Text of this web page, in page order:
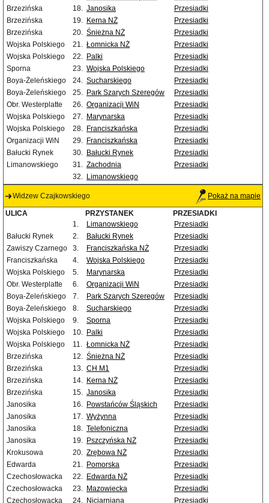
Brzezińska
18. Janosika
Przesiadki
Brzezińska
19. Kerna NŻ
Przesiadki
Brzezińska
20. Śnieżna NŻ
Przesiadki
Wojska Polskiego
21. Łomnicka NŻ
Przesiadki
Wojska Polskiego
22. Palki
Przesiadki
Sporna
23. Wojska Polskiego
Przesiadki
Boya-Żeleńskiego
24. Sucharskiego
Przesiadki
Boya-Żeleńskiego
25. Park Szarych Szeregów
Przesiadki
Obr. Westerplatte
26. Organizacji WiN
Przesiadki
Wojska Polskiego
27. Marynarska
Przesiadki
Wojska Polskiego
28. Franciszkańska
Przesiadki
Organizacji WiN
29. Franciszkańska
Przesiadki
Bałucki Rynek
30. Bałucki Rynek
Przesiadki
Limanowskiego
31. Zachodnia
Przesiadki
32. Limanowskiego
Widzew Czajkowskiego Pokaż na mapie
ULICA PRZYSTANEK
PRZESIADKI
1.
Limanowskiego
Przesiadki
Bałucki Rynek
2. Bałucki Rynek
Przesiadki
Zawiszy Czarnego
3. Franciszkańska NŻ
Przesiadki
Franciszkańska
4. Wojska Polskiego
Przesiadki
Wojska Polskiego
5. Marynarska
Przesiadki
Obr. Westerplatte
6. Organizacji WiN
Przesiadki
Boya-Żeleńskiego
7. Park Szarych Szeregów
Przesiadki
Boya-Żeleńskiego
8. Sucharskiego
Przesiadki
Wojska Polskiego
9. Sporna
Przesiadki
Wojska Polskiego
10. Palki
Przesiadki
Wojska Polskiego
11. Łomnicka NŻ
Przesiadki
Brzezińska
12. Śnieżna NŻ
Przesiadki
Brzezińska
13. CH M1
Przesiadki
Brzezińska
14. Kerna NŻ
Przesiadki
Brzezińska
15. Janosika
Przesiadki
Janosika
16. Powstańców Śląskich
Przesiadki
Janosika
17. Wyżynna
Przesiadki
Janosika
18. Telefoniczna
Przesiadki
Janosika
19. Pszczyńska NŻ
Przesiadki
Krokusowa
20. Zrębowa NŻ
Przesiadki
Edwarda
21. Pomorska
Przesiadki
Czechosłowacka
22. Edwarda NŻ
Przesiadki
Czechosłowacka
23. Mazowiecka
Przesiadki
Czechosłowacka
24. Niciarniana
Przesiadki